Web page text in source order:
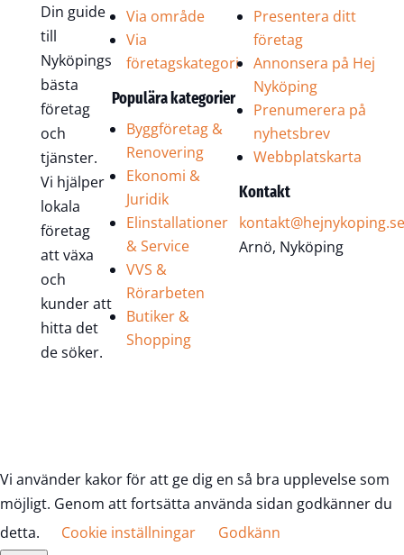
Din guide
till
Nyköpings
bästa
företag
och
tjänster.
Vi hjälper
lokala
företag
att växa
och
kunder att
hitta det
de söker.
Via område
Via
företagskategori
Populära kategorier
Byggföretag &
Renovering
Ekonomi &
Juridik
Elinstallationer
& Service
VVS &
Rörarbeten
Butiker &
Shopping
Presentera ditt
företag
Annonsera på Hej
Nyköping
Prenumerera på
nyhetsbrev
Webbplatskarta
Kontakt
kontakt@hejnykoping.se
Arnö, Nyköping
Vi använder kakor för att ge dig en så bra upplevelse som
möjligt. Genom att fortsätta använda sidan godkänner du
detta.
Cookie inställningar Godkänn